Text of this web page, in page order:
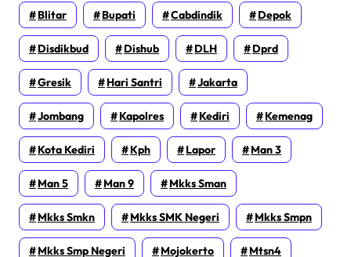
Blitar Bupati Cabdindik Depok
Disdikbud Dishub DLH Dprd
Gresik Hari Santri Jakarta
Jombang Kapolres Kediri Kemenag
Kota Kediri Kph Lapor Man 3
Man 5 Man 9 Mkks Sman
Mkks Smkn Mkks SMK Negeri Mkks Smpn
Mkks Smp Negeri Mojokerto Mtsn4